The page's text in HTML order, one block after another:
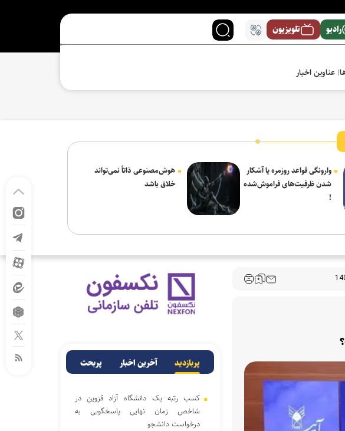
رادیو تلویزیون
عناوین اخبار
وارونگی قواعد روزمره یا آشکار
شدن ظرفیت‌های فراموش‌شده
!
هوش‌مصنوعی ذاتاً نمی‌تواند
خلاق باشد
پربازدید آخرین اخبار پربحث
کسب رتبه یک دانشگاه آزاد قزوین در
شاخص زمان نهایی پاسخگویی به
درخواست دانشجو